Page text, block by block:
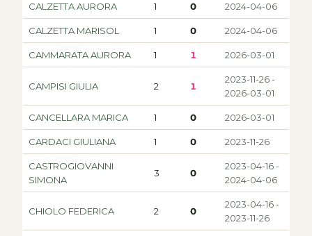
CALZETTA AURORA 1 0 2024-04-06
CALZETTA MARISOL 1 0 2024-04-06
CAMMARATA AURORA 1 1 2026-03-01
CAMPISI GIULIA 2 1
2023-11-26 -
2026-03-01
CANCELLARA MARICA 1 0 2026-03-01
CARDACI GIULIANA 1 0 2023-11-26
CASTROGIOVANNI
SIMONA
3 0
2023-04-16 -
2024-04-06
CHIOLO FEDERICA 2 0
2023-04-16 -
2023-11-26